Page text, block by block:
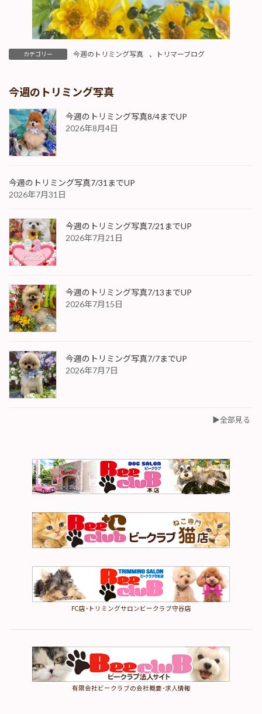
カテゴリー 今週のトリミング写真 、 トリマーブログ
今週のトリミング写真
今週のトリミング写真8/4までUP
2026年8月4日
今週のトリミング写真7/31までUP
2026年7月31日
今週のトリミング写真7/21までUP
2026年7月21日
今週のトリミング写真7/13までUP
2026年7月15日
今週のトリミング写真7/7までUP
2026年7月7日
▶︎全部見る
FC店･トリミングサロンビークラブ守谷店
有限会社ビークラブの会社概要･求人情報